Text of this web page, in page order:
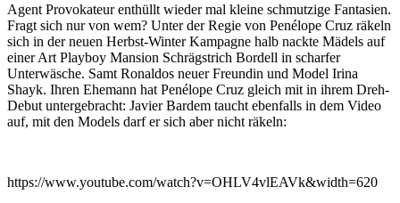
Agent Provokateur enthüllt wieder mal kleine schmutzige Fantasien.
Fragt sich nur von wem? Unter der Regie von Penélope Cruz räkeln
sich in der neuen Herbst-Winter Kampagne halb nackte Mädels auf
einer Art Playboy Mansion Schrägstrich Bordell in scharfer
Unterwäsche. Samt Ronaldos neuer Freundin und Model Irina
Shayk. Ihren Ehemann hat Penélope Cruz gleich mit in ihrem Dreh-
Debut untergebracht: Javier Bardem taucht ebenfalls in dem Video
auf, mit den Models darf er sich aber nicht räkeln:
https://www.youtube.com/watch?v=OHLV4vlEAVk&width=620